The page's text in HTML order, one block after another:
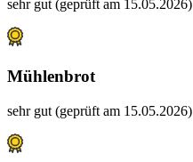
sehr gut (geprüft am 15.05.2026)
Mühlenbrot
sehr gut (geprüft am 15.05.2026)